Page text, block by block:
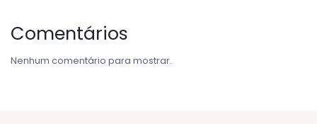
Comentários
Nenhum comentário para mostrar.